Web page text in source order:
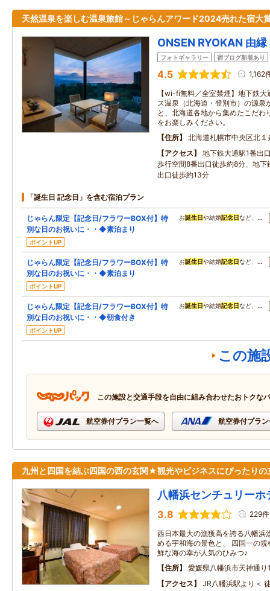
天然温泉を楽しむ温泉旅館～じゃらんアワード2024売れた宿大
ONSEN RYOKAN 由縁
フォトギャラリー 宿ブログ新着あり
4.5 1,162
【wi-fi無料／全室禁煙】地下鉄
ス温泉（北海道・登別市）の源泉
と、北海道各地から集めたこだわ
をお楽しみください。
住所
北海道札幌市中央区北１
アクセス
地下鉄大通駅1番出
歩行空間8番出口徒歩約8分、地下
出口徒歩約13分
「誕生日 記念日」を含む宿泊プラン
じゃらん限定【記念日/フラワーBOX付】特
別な日のお祝いに・・◆素泊まり
ポイントUP
お誕生日や結婚記念日など、…
じゃらん限定【記念日/フラワーBOX付】特
別な日のお祝いに・・◆素泊まり
ポイントUP
お誕生日や結婚記念日など、…
じゃらん限定【記念日/フラワーBOX付】特
別な日のお祝いに・・◆朝食付き
ポイントUP
お誕生日や結婚記念日など、…
この施
この施設と交通手段を自由に組み合わせたおトクな
航空券付プラン一覧へ 航空券付プラ
九州と四国を結ぶ四国の西の玄関★観光やビジネスにぴったりの
八幡浜センチュリーホ
3.8 229件
西日本最大の漁獲高を誇る八幡浜
める宇和海の景色と、 四国一の
鮮な海の幸が人気のひみつ♪
住所
愛媛県八幡浜市天神通
アクセス
JR八幡浜駅より＜